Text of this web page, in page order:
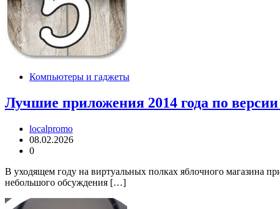
Компьютеры и гаджеты
Лучшие приложения 2014 года по
localpromo
08.02.2026
0
В уходящем году на виртуальных полках яблочного магазина
небольшого обсуждения […]